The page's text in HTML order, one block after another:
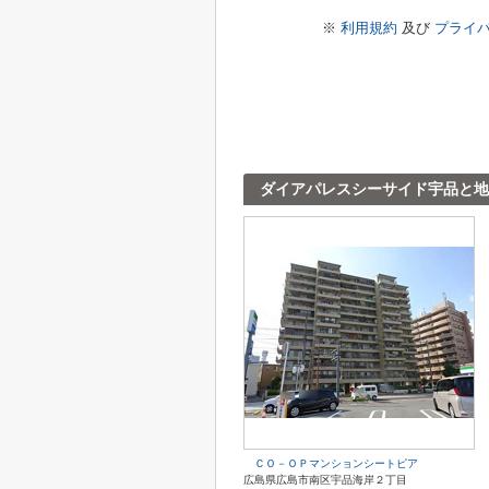
※ 利用規約 及び プライ
ダイアパレスシーサイド宇品と
ＣＯ－ＯＰマンションシートピア
広島県広島市南区宇品海岸２丁目